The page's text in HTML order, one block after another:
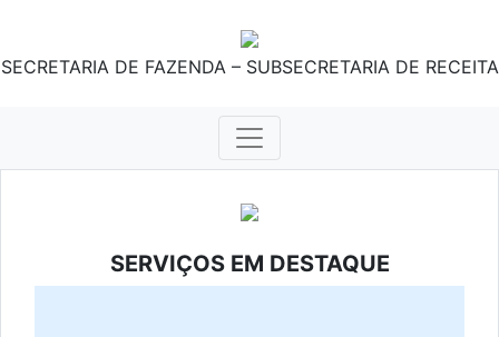
SECRETARIA DE FAZENDA – SUBSECRETARIA DE RECEITA
SERVIÇOS EM DESTAQUE